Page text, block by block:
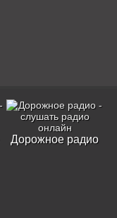
Дорожное радио